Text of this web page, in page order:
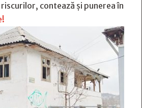
contează și punerea în